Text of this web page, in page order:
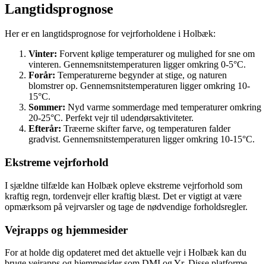
Langtidsprognose
Her er en langtidsprognose for vejrforholdene i Holbæk:
Vinter: Forvent kølige temperaturer og mulighed for sne om
vinteren. Gennemsnitstemperaturen ligger omkring 0-5°C.
Forår: Temperaturerne begynder at stige, og naturen
blomstrer op. Gennemsnitstemperaturen ligger omkring 10-
15°C.
Sommer: Nyd varme sommerdage med temperaturer omkring
20-25°C. Perfekt vejr til udendørsaktiviteter.
Efterår: Træerne skifter farve, og temperaturen falder
gradvist. Gennemsnitstemperaturen ligger omkring 10-15°C.
Ekstreme vejrforhold
I sjældne tilfælde kan Holbæk opleve ekstreme vejrforhold som
kraftig regn, tordenvejr eller kraftig blæst. Det er vigtigt at være
opmærksom på vejrvarsler og tage de nødvendige forholdsregler.
Vejrapps og hjemmesider
For at holde dig opdateret med det aktuelle vejr i Holbæk kan du